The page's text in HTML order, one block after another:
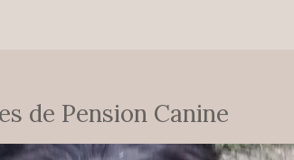
de Pension Canine